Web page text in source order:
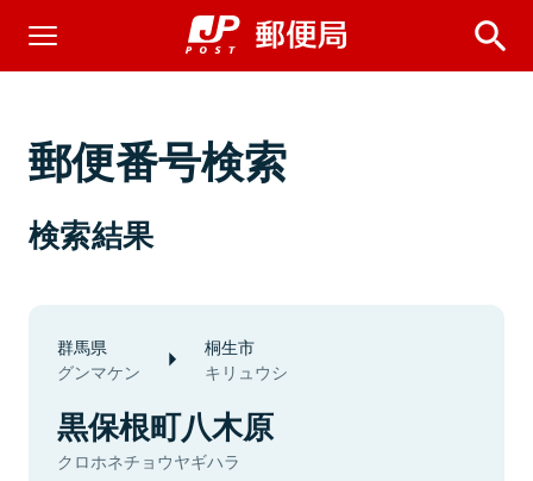
郵便番号検索
検索結果
群馬県
グンマケン
桐生市
キリュウシ
黒保根町八木原
クロホネチョウヤギハラ